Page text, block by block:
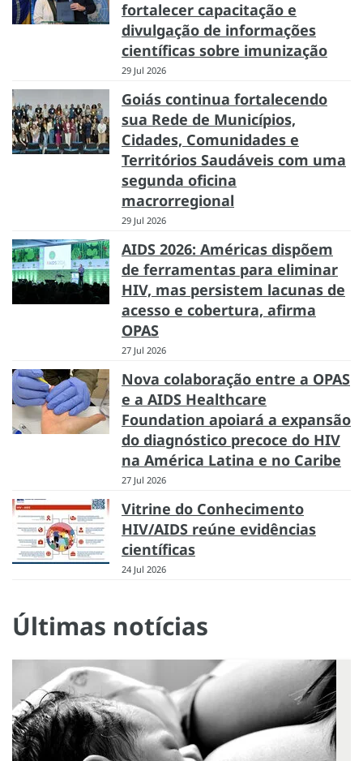
fortalecer capacitação e
divulgação de informações
científicas sobre imunização
29 Jul 2026
Goiás continua fortalecendo
sua Rede de Municípios,
Cidades, Comunidades e
Territórios Saudáveis com uma
segunda oficina
macrorregional
29 Jul 2026
AIDS 2026: Américas dispõem
de ferramentas para eliminar
HIV, mas persistem lacunas de
acesso e cobertura, afirma
OPAS
27 Jul 2026
Nova colaboração entre a OPAS
e a AIDS Healthcare
Foundation apoiará a expansão
do diagnóstico precoce do HIV
na América Latina e no Caribe
27 Jul 2026
Vitrine do Conhecimento
HIV/AIDS reúne evidências
científicas
24 Jul 2026
Últimas notícias